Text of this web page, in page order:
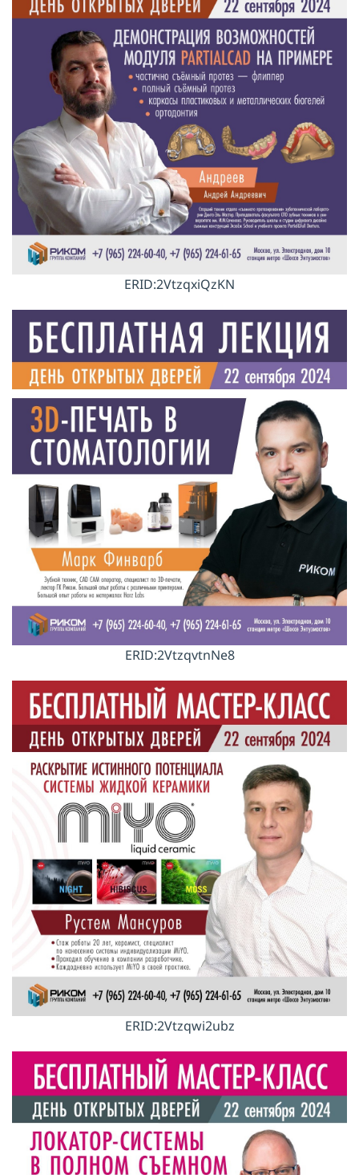
ERID:2VtzqxiQzKN
ERID:2VtzqvtnNe8
ERID:2Vtzqwi2ubz